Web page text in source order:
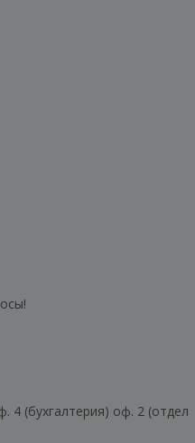
4 (бухгалтерия) оф. 2 (отдел